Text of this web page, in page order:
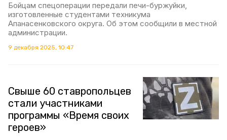
Бойцам спецоперации передали печи-буржуйки,
изготовленные студентами техникума
Апанасенковского округа. Об этом сообщили в местной
администрации.
9 декабря 2025, 10:47
Свыше 60 ставропольцев
стали участниками
программы «Время своих
героев»